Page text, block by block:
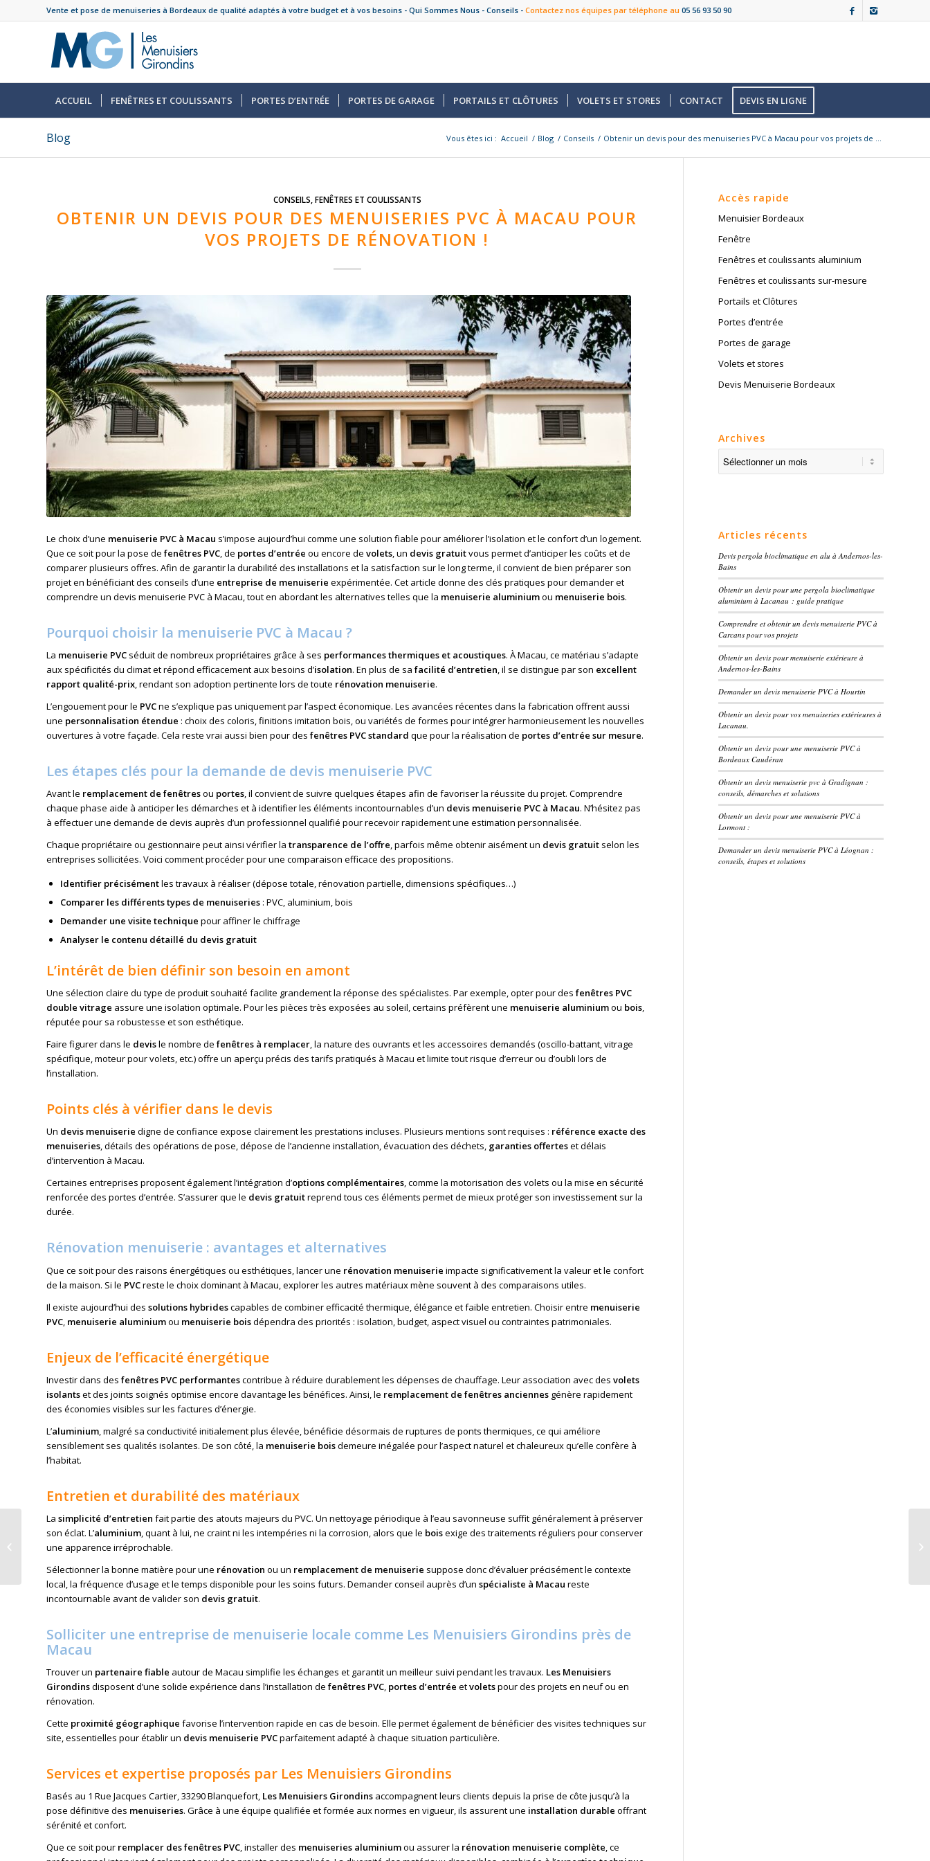
Vente et pose de menuiseries à Bordeaux de qualité adaptés à votre budget et à vos besoins - Qui Sommes Nous - Conseils - Contactez nos équipes par téléphone au 05 56 93 50 90
ACCUEIL FENÊTRES ET COULISSANTS PORTES D’ENTRÉE PORTES DE GARAGE PORTAILS ET CLÔTURES VOLETS ET STORES CONTACT DEVIS EN LIGNE
Blog Vous êtes ici : Accueil / Blog / Conseils / Obtenir un devis pour des menuiseries PVC à Macau pour vos projets de ...
CONSEILS FENÊTRES ET COULISSANTS
OBTENIR UN DEVIS POUR DES MENUISERIES PVC À MACAU POUR
VOS PROJETS DE RÉNOVATION !
Le choix d’une menuiserie PVC à Macau s’impose aujourd’hui comme une solution fiable pour améliorer l’isolation et le confort d’un logement.
Que ce soit pour la pose de fenêtres PVC, de portes d’entrée ou encore de volets, un devis gratuitvous permet d’anticiper les coûts et de
comparer plusieurs offres. Afin de garantir la durabilité des installations et la satisfaction sur le long terme, il convient de bien préparer son
projet en bénéficiant des conseils d’une entreprise de menuiserie expérimentée. Cet article donne des clés pratiques pour demander et
comprendre un devis menuiserie PVC à Macau, tout en abordant les alternatives telles que la menuiserie aluminiumou menuiserie bois.
Pourquoi choisir la menuiserie PVC à Macau ?
La menuiserie PVC séduit de nombreux propriétaires grâce à ses performances thermiques et acoustiques. À Macau, ce matériau s’adapte
aux spécificités du climat et répond efficacement aux besoins d’isolation. En plus de sa facilité d’entretien, il se distingue par son excellent
rapport qualité-prix, rendant son adoption pertinente lors de toute rénovation menuiserie.
L’engouement pour le PVCne s’explique pas uniquement par l’aspect économique. Les avancées récentes dans la fabrication offrent aussi
une personnalisation étendue : choix des coloris, finitions imitation bois, ou variétés de formes pour intégrer harmonieusement les nouvelles
ouvertures à votre façade. Cela reste vrai aussi bien pour des fenêtres PVC standard que pour la réalisation de portes d’entrée sur mesure.
Les étapes clés pour la demande de devis menuiserie PVC
Avant le remplacement de fenêtresou portes, il convient de suivre quelques étapes afin de favoriser la réussite du projet. Comprendre
chaque phase aide à anticiper les démarches et à identifier les éléments incontournables d’un devis menuiserie PVC à Macau. N’hésitez pas
à effectuer une demande de devis auprès d’un professionnel qualifié pour recevoir rapidement une estimation personnalisée.
Chaque propriétaire ou gestionnaire peut ainsi vérifier la transparence de l’offre, parfois même obtenir aisément un devis gratuit selon les
entreprises sollicitées. Voici comment procéder pour une comparaison efficace des propositions.
Identifier précisémentles travaux à réaliser (dépose totale, rénovation partielle, dimensions spécifiques…)
Comparer les différents types de menuiseries : PVC, aluminium, bois
Demander une visite technique pour affiner le chiffrage
Analyser le contenu détaillé du devis gratuit
L’intérêt de bien définir son besoin en amont
Une sélection claire du type de produit souhaité facilite grandement la réponse des spécialistes. Par exemple, opter pour des fenêtres PVC
double vitrage assure une isolation optimale. Pour les pièces très exposées au soleil, certains préfèrent une menuiserie aluminiumou bois,
réputée pour sa robustesse et son esthétique.
Faire figurer dans le devisle nombre de fenêtres à remplacer, la nature des ouvrants et les accessoires demandés (oscillo-battant, vitrage
spécifique, moteur pour volets, etc.) offre un aperçu précis des tarifs pratiqués à Macau et limite tout risque d’erreur ou d’oubli lors de
l’installation.
Points clés à vérifier dans le devis
Un devis menuiserie digne de confiance expose clairement les prestations incluses. Plusieurs mentions sont requises : référence exacte des
menuiseries, détails des opérations de pose, dépose de l’ancienne installation, évacuation des déchets, garanties offerteset délais
d’intervention à Macau.
Certaines entreprises proposent également l’intégration d’options complémentaires, comme la motorisation des volets ou la mise en sécurité
renforcée des portes d’entrée. S’assurer que le devis gratuitreprend tous ces éléments permet de mieux protéger son investissement sur la
durée.
Rénovation menuiserie : avantages et alternatives
Que ce soit pour des raisons énergétiques ou esthétiques, lancer une rénovation menuiserie impacte significativement la valeur et le confort
de la maison. Si le PVCreste le choix dominant à Macau, explorer les autres matériaux mène souvent à des comparaisons utiles.
Il existe aujourd’hui des solutions hybridescapables de combiner efficacité thermique, élégance et faible entretien. Choisir entre menuiserie
PVC menuiserie aluminiumou menuiserie boisdépendra des priorités : isolation, budget, aspect visuel ou contraintes patrimoniales.
Enjeux de l’efficacité énergétique
Investir dans des fenêtres PVC performantescontribue à réduire durablement les dépenses de chauffage. Leur association avec des volets
isolantset des joints soignés optimise encore davantage les bénéfices. Ainsi, le remplacement de fenêtres anciennes génère rapidement
des économies visibles sur les factures d’énergie.
L’aluminium, malgré sa conductivité initialement plus élevée, bénéficie désormais de ruptures de ponts thermiques, ce qui améliore
sensiblement ses qualités isolantes. De son côté, la menuiserie boisdemeure inégalée pour l’aspect naturel et chaleureux qu’elle confère à
l’habitat.
Entretien et durabilité des matériaux
La simplicité d’entretien fait partie des atouts majeurs du PVC. Un nettoyage périodique à l’eau savonneuse suffit généralement à préserver
son éclat. L’aluminium, quant à lui, ne craint ni les intempéries ni la corrosion, alors que le boisexige des traitements réguliers pour conserver
une apparence irréprochable.
Sélectionner la bonne matière pour une rénovation ou un remplacement de menuiserie suppose donc d’évaluer précisément le contexte
local, la fréquence d’usage et le temps disponible pour les soins futurs. Demander conseil auprès d’un spécialiste à Macau reste
incontournable avant de valider son devis gratuit.
Solliciter une entreprise de menuiserie locale comme Les Menuisiers Girondins près de
Macau
Trouver un partenaire fiable autour de Macau simplifie les échanges et garantit un meilleur suivi pendant les travaux. Les Menuisiers
Girondinsdisposent d’une solide expérience dans l’installation de fenêtres PVC, portes d’entrée etvoletspour des projets en neuf ou en
rénovation.
Cette proximité géographique favorise l’intervention rapide en cas de besoin. Elle permet également de bénéficier des visites techniques sur
site, essentielles pour établir un devis menuiserie PVCparfaitement adapté à chaque situation particulière.
Services et expertise proposés par Les Menuisiers Girondins
Basés au 1 Rue Jacques Cartier, 33290 Blanquefort, Les Menuisiers Girondins accompagnent leurs clients depuis la prise de côte jusqu’à la
pose définitive des menuiseries. Grâce à une équipe qualifiée et formée aux normes en vigueur, ils assurent une installation durable offrant
sérénité et confort.
Que ce soit pour remplacer des fenêtres PVC, installer des menuiseries aluminiumou assurer la rénovation menuiserie complète, ce
Accès rapide
Menuisier Bordeaux
Fenêtre
Fenêtres et coulissants aluminium
Fenêtres et coulissants sur-mesure
Portails et Clôtures
Portes d’entrée
Portes de garage
Volets et stores
Devis Menuiserie Bordeaux
Archives
Articles récents
Devis pergola bioclimatique en alu à Andernos-les-
Bains
Obtenir un devis pour une pergola bioclimatique
aluminium à Lacanau : guide pratique
Comprendre et obtenir un devis menuiserie PVC à
Carcans pour vos projets
Obtenir un devis pour menuiserie extérieure à
Andernos-les-Bains
Demander un devis menuiserie PVC à Hourtin
Obtenir un devis pour vos menuiseries extérieures à
Lacanau.
Obtenir un devis pour une menuiserie PVC à
Bordeaux Caudéran
Obtenir un devis menuiserie pvc à Gradignan :
conseils, démarches et solutions
Obtenir un devis pour une menuiserie PVC à
Lormont :
Demander un devis menuiserie PVC à Léognan :
conseils, étapes et solutions
Demander un devis
menuiserie PVC à Le